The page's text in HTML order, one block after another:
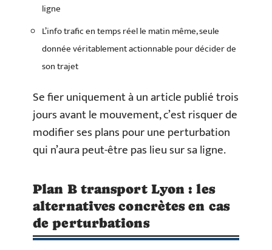
ligne
L’info trafic en temps réel le matin même, seule
donnée véritablement actionnable pour décider de
son trajet
Se fier uniquement à un article publié trois
jours avant le mouvement, c’est risquer de
modifier ses plans pour une perturbation
qui n’aura peut-être pas lieu sur sa ligne.
Plan B transport Lyon : les
alternatives concrètes en cas
de perturbations